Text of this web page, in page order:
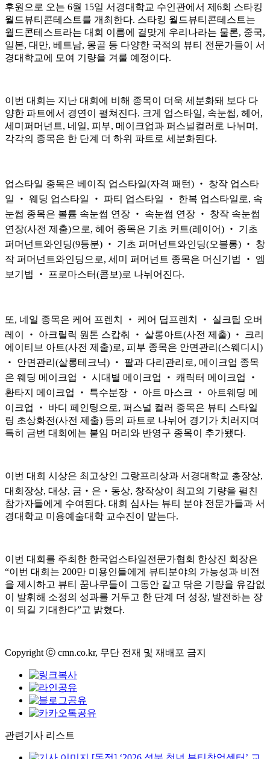
후원으로 오는 6월 15일 서경대학교 수인관에서 제6회 스타킹
월드뷰티콘테스트를 개최한다. 스타킹 월드뷰티콘테스트는
월드콘테스트라는 대회 이름에 걸맞게 우리나라는 물론, 중국,
일본, 대만, 베트남, 몽골 등 다양한 국적의 뷰티 전문가들이 서
경대학교에 모여 기량을 겨룰 예정이다.
이번 대회는 지난 대회에 비해 종목이 더욱 세분화돼 보다 다
양한 파트에서 경연이 펼쳐진다. 크게 업스타일, 속눈썹, 헤어,
세미퍼머넌트, 네일, 피부, 메이크업과 퍼스널컬러로 나뉘며,
각각의 종목은 한 단계 더 하위 파트로 세분화된다.
업스타일 종목은 베이직 업스타일(자격 패턴) ‧ 창작 업스타
일 ‧ 웨딩 업스타일 ‧ 파티 업스타일 ‧ 한복 업스타일로, 속
눈썹 종목은 볼륨 속눈썹 연장 ‧ 속눈썹 연장 ‧ 창작 속눈썹
연장(사전 제출)으로, 헤어 종목은 기초 커트(레이어) ‧ 기초
퍼머넌트와인딩(9등분) ‧ 기초 퍼머넌트와인딩(오블롱) ‧ 창
작 퍼머넌트와인딩으로, 세미 퍼머넌트 종목은 머신기법 ‧ 엠
보기법 ‧ 프로마스터(콤보)로 나뉘어진다.
또, 네일 종목은 케어 프렌치 ‧ 케어 딥프렌치 ‧ 실크팁 오버
레이 ‧ 아크릴릭 원톤 스캅춰 ‧ 살롱아트(사전 제출) ‧ 크리
에이티브 아트(사전 제출)로, 피부 종목은 안면관리(스웨디시)
‧ 안면관리(살롱테크닉) ‧ 팔과 다리관리로, 메이크업 종목
은 웨딩 메이크업 ‧ 시대별 메이크업 ‧ 캐릭터 메이크업 ‧
환타지 메이크업 ‧ 특수분장 ‧ 아트 마스크 ‧ 아트웨딩 메
이크업 ‧ 바디 페인팅으로, 퍼스널 컬러 종목은 뷰티 스타일
링 초상화전(사전 제출) 등의 파트로 나뉘어 경기가 치러지며
특히 금번 대회에는 붙임 머리와 반영구 종목이 추가됐다.
이번 대회 시상은 최고상인 그랑프리상과 서경대학교 총장상,
대회장상, 대상, 금‧은‧동상, 창작상이 최고의 기량을 펼친
참가자들에게 수여된다. 대회 심사는 뷰티 분야 전문가들과 서
경대학교 미용예술대학 교수진이 맡는다.
이번 대회를 주최한 한국업스타일전문가협회 한상진 회장은
“이번 대회는 200만 미용인들에게 뷰티분야의 가능성과 비전
을 제시하고 뷰티 꿈나무들이 그동안 갈고 닦은 기량을 유감없
이 발휘해 소정의 성과를 거두고 한 단계 더 성장, 발전하는 장
이 되길 기대한다”고 밝혔다.
Copyright ⓒ cmn.co.kr, 무단 전재 및 재배포 금지
관련기사 리스트